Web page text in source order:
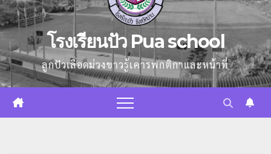
โรงเรียนปัว Pua school
ลูกปัวเลือดม่วงขาวรู้เคารพกติกาและหน้าที่